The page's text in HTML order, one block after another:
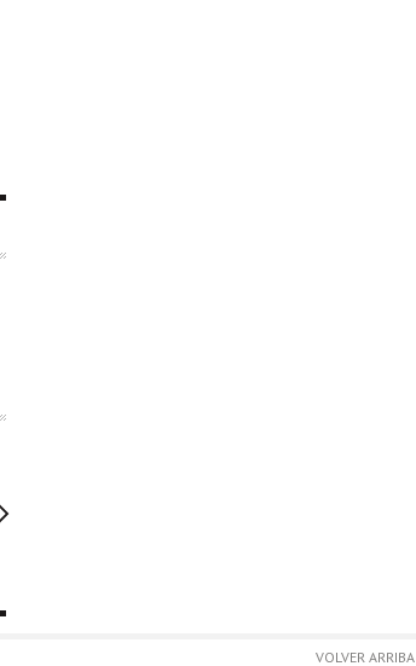
VOLVER ARRIBA